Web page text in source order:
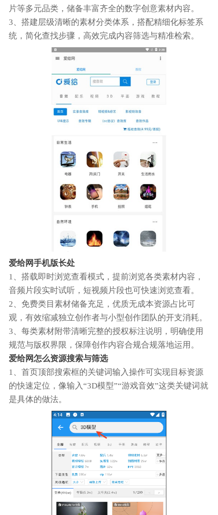
片等多元品类，储备丰富齐全的数字创意素材内容。
3、搭建层级清晰的素材分类体系，搭配精细化标签系
统，简化查找步骤，高效完成内容筛选与精准检索。
爱给网手机版长处
1、搭载即时浏览查看模式，提前浏览各类素材内容，
音频片段实时试听，短视频片段也可快速浏览查看。
2、免费类目素材储备充足，优质无成本资源占比可
观，有效缩减独立创作者与小型创作团队的开支消耗。
3、每类素材附带清晰完整的授权标注说明，明确使用
规范与版权界限，保障创作内容合规合规落地运用。
爱给网怎么资源搜索与筛选
1、首页顶部搜索框的关键词输入操作可实现目标资源
的快速定位，像输入“3D模型”“游戏音效”这类关键词就
是具体的做法。